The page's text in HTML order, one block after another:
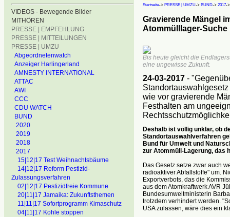
VIDEOS - Bewegende Bilder
MITHÖREN
PRESSE | EMPFEHLUNG
PRESSE | MITTEILUNGEN
PRESSE | UMZU
Abgeordnetenwatch
Anzeiger Harlingerland
AMNESTY INTERNATIONAL
ATTAC
AWI
CCC
CDU WATCH
BUND
2020
2019
2018
2017
15|12|17 Test Weihnachtsbäume
14|12|17 Reform Pestizid-
Zulassungsverfahren
02|12|17 Pestizidfreie Kommune
20|11|17 Jamaika: Zukunftsthemen
11|11|17 Sofortprogramm Kimaschutz
04|11|17 Kohle stoppen
Startseite-> PRESSE | UMZU-> BUND-> 2017-
Gravierende Mängel
Atommülllager-Suche
Bis heute gleicht die
eine ungewisse Zukunft.
24-03-2017 -
wie vor gravierende
Festhalten am
Deshalb ist völlig unklar, ob
Standortauswahlverfahren
Bund für Umwelt und
zur Atommüll-Lagerung, das
Das Gesetz setze zwar auch
radioaktiver Abfallstoffe" um.
Exportverbots, das die
aus dem Atomkraftwerk AVR
Bundesumweltministerin
trotzdem verhindert werden.
USA zulassen, wäre dies ein